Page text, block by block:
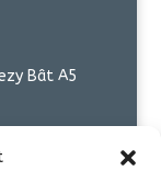
Bât A5